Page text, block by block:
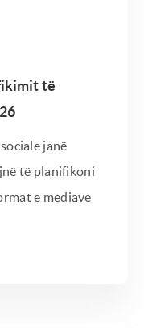
të
janë
të planifikoni
e mediave